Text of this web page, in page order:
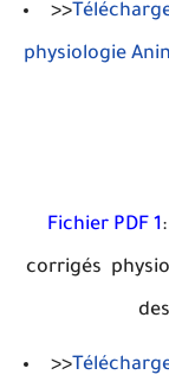
>>
physiologie
Fichier PDF 1
corrigés
>>